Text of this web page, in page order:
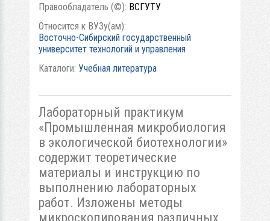
Правообладатель (©): ВСГУТУ
Относится к ВУЗу(ам):
Восточно-Сибирский государственный
университет технологий и управления
Каталоги: Учебная литература
Лабораторный практикум
«Промышленная микробиология
в экологической биотехнологии»
содержит теоретические
материалы и инструкцию по
выполнению лабораторных
работ. Изложены методы
микроскопирования различных